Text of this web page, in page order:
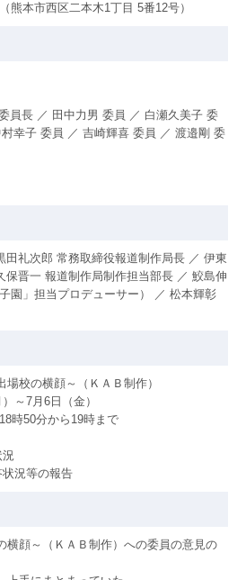
熊本市西区二本木1丁目 5番12号）
員長 ／ 田中力男 委員 ／ 白瀬久美子 委
幸子 委員 ／ 吉崎輝喜 委員 ／ 渡邉剛 委
礼次郎 常務取締役報道制作局長 ／ 伊東
晋一 報道制作局制作担当部長 ／ 鮫島伸
園」担当プロデューサー） ／ 松本輝彰
場校の横顔～（ＫＡＢ制作）
7月6日（金）
から19時まで
況
況等の報告
横顔～（ＫＡＢ制作）への委員の意見の